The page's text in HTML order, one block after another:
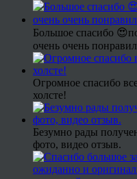
Большое спасибо
очень очень
Огромное спасибо
холсте!
Безумно рады
фото, видео отзыв.